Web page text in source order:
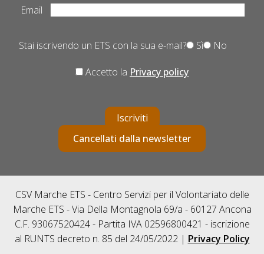
Email
Stai iscrivendo un ETS con la sua e-mail? Sì No
Accetto la Privacy policy
Iscriviti
Cancellati dalla newsletter
CSV Marche ETS - Centro Servizi per il Volontariato delle
Marche ETS - Via Della Montagnola 69/a - 60127 Ancona
C.F. 93067520424 - Partita IVA 02596800421 - iscrizione
al RUNTS decreto n. 85 del 24/05/2022 | Privacy Policy